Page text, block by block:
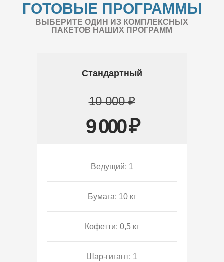
ГОТОВЫЕ ПРОГРАММЫ
ВЫБЕРИТЕ ОДИН ИЗ КОМПЛЕКСНЫХ
ПАКЕТОВ НАШИХ ПРОГРАММ
Стандартный
10 000 ₽
9 000 ₽
Ведущий: 1
Бумага: 10 кг
Кофетти: 0,5 кг
Шар-гигант: 1